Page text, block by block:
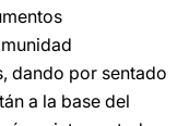
dando por sentado
a la base del